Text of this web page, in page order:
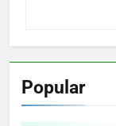
Popular